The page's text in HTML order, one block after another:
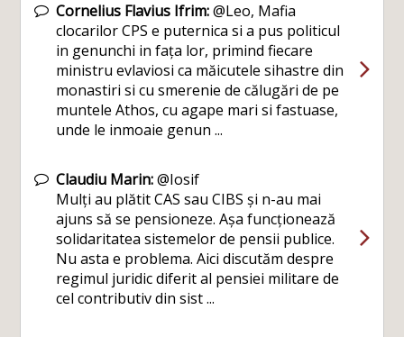
Cornelius Flavius Ifrim:@Leo, Mafia
clocarilor CPS e puternica si a pus politicul
in genunchi in fața lor, primind fiecare
ministru evlaviosi ca măicutele sihastre din
monastiri si cu smerenie de călugări de pe
muntele Athos, cu agape mari si fastuase,
unde le inmoaie genun ...
Claudiu Marin:@Iosif
Mulți au plătit CAS sau CIBS și n-au mai
ajuns să se pensioneze. Așa funcționează
solidaritatea sistemelor de pensii publice.
Nu asta e problema. Aici discutăm despre
regimul juridic diferit al pensiei militare de
cel contributiv din sist ...